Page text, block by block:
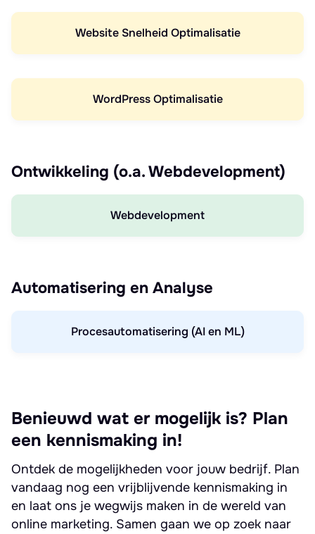
Website Snelheid Optimalisatie
WordPress Optimalisatie
Ontwikkeling (o.a. Webdevelopment)
Webdevelopment
Automatisering en Analyse
Procesautomatisering (AI en ML)
Benieuwd wat er mogelijk is? Plan
een kennismaking in!
Ontdek de mogelijkheden voor jouw bedrijf. Plan
vandaag nog een vrijblijvende kennismaking in
en laat ons je wegwijs maken in de wereld van
online marketing. Samen gaan we op zoek naar